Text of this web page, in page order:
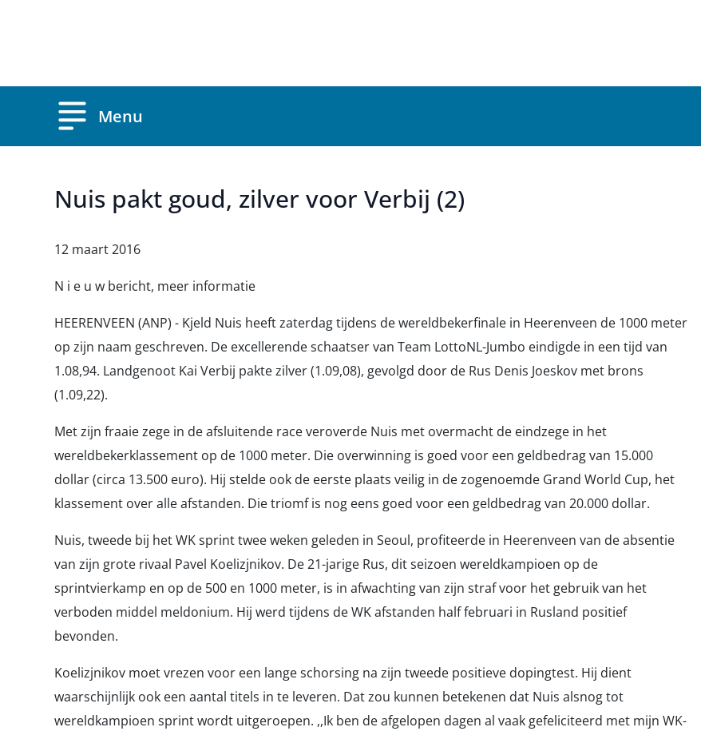
Menu
Nuis pakt goud, zilver voor Verbij (2)
12 maart 2016
N i e u w bericht, meer informatie
HEERENVEEN (ANP) - Kjeld Nuis heeft zaterdag tijdens de wereldbekerfinale in Heerenveen de 1000 meter
op zijn naam geschreven. De excellerende schaatser van Team LottoNL-Jumbo eindigde in een tijd van
1.08,94. Landgenoot Kai Verbij pakte zilver (1.09,08), gevolgd door de Rus Denis Joeskov met brons
(1.09,22).
Met zijn fraaie zege in de afsluitende race veroverde Nuis met overmacht de eindzege in het
wereldbekerklassement op de 1000 meter. Die overwinning is goed voor een geldbedrag van 15.000
dollar (circa 13.500 euro). Hij stelde ook de eerste plaats veilig in de zogenoemde Grand World Cup, het
klassement over alle afstanden. Die triomf is nog eens goed voor een geldbedrag van 20.000 dollar.
Nuis, tweede bij het WK sprint twee weken geleden in Seoul, profiteerde in Heerenveen van de absentie
van zijn grote rivaal Pavel Koelizjnikov. De 21-jarige Rus, dit seizoen wereldkampioen op de
sprintvierkamp en op de 500 en 1000 meter, is in afwachting van zijn straf voor het gebruik van het
verboden middel meldonium. Hij werd tijdens de WK afstanden half februari in Rusland positief
bevonden.
Koelizjnikov moet vrezen voor een lange schorsing na zijn tweede positieve dopingtest. Hij dient
waarschijnlijk ook een aantal titels in te leveren. Dat zou kunnen betekenen dat Nuis alsnog tot
wereldkampioen sprint wordt uitgeroepen. ,,Ik ben de afgelopen dagen al vaak gefeliciteerd met mijn WK-